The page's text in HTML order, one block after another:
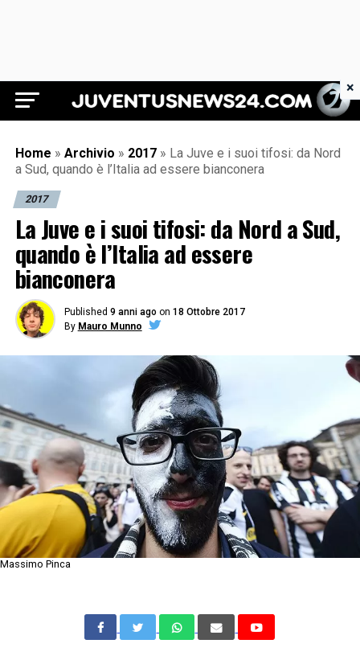
Juventus News 24
Home » Archivio » 2017 » La Juve e i suoi tifosi: da Nord
a Sud, quando è l’Italia ad essere bianconera
2017
La Juve e i suoi tifosi: da Nord a Sud,
quando è l’Italia ad essere
bianconera
Published 9 anni ago on 18 Ottobre 2017
By Mauro Munno
Massimo Pinca
×